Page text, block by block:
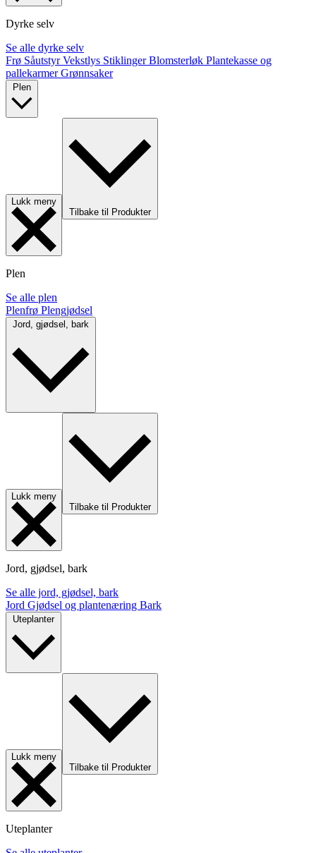
Dyrke selv
Se alle dyrke selv
Frø SåutstyrVekstlys StiklingerBlomsterløk Plantekasse og
pallekarmerGrønnsaker
Lukk meny
Tilbake til Produkter
Plen
Se alle plen
Plenfrø Plengjødsel
Lukk meny
Tilbake til Produkter
Jord, gjødsel, bark
Se alle jord, gjødsel, bark
Jord Gjødsel og plantenæring Bark
Uteplanter
Lukk meny
Tilbake til Produkter
Uteplanter